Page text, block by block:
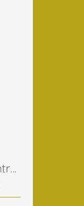
Frederic LECLERC EI (Entreprise Individuelle)